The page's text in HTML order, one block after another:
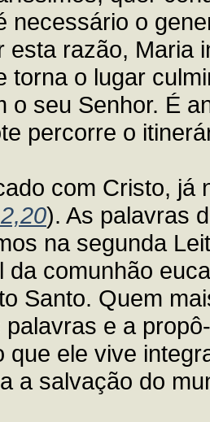
necessário o
esta razão, Maria
torna o lugar
o seu Senhor. É
percorre o
com Cristo, já
). As palavras
na segunda
da comunhão
Santo. Quem
e a
que ele vive
a salvação do